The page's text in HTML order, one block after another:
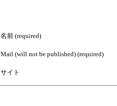
名前 (required)
Mail (will not be published) (required)
サイト